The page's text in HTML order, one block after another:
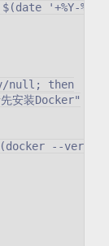
'+%Y-%m-
null; then
安装Docker"
--